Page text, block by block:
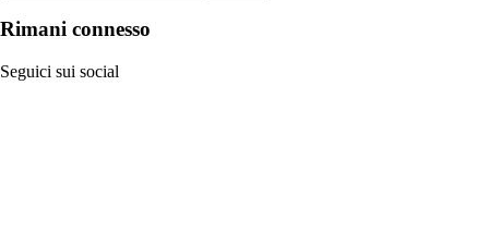
Rimani connesso
Seguici sui social